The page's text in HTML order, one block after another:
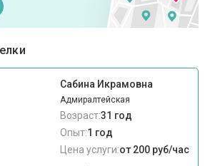
Сабина Икрамовна
Адмиралтейская
Возраст:31 год
Опыт:1 год
Цена услуги:от 200 руб/час